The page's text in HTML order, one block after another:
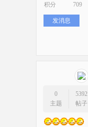
积分 709
发消息
0
主题
5392
帖子